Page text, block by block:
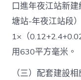
口進年夜江站新
塘站-年夜江站段
1×（
用630平方毫米。
（三）配套建設